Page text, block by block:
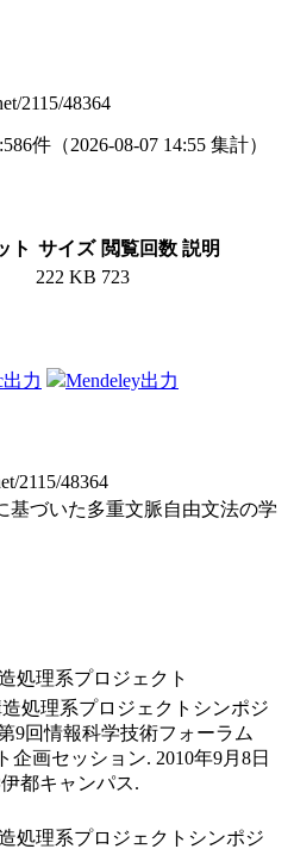
2115/48364
586件 （2026-08-07 14:55 集計）
ト サイズ 閲覧回数 説明
222 KB 723
出力 Mendeley出力
2115/48364
基づいた多重文脈自由文法の学
処理系プロジェクト
処理系プロジェクトシンポジ
9回情報科学技術フォーラム
企画セッション. 2010年9月8日
都キャンパス.
処理系プロジェクトシンポジ